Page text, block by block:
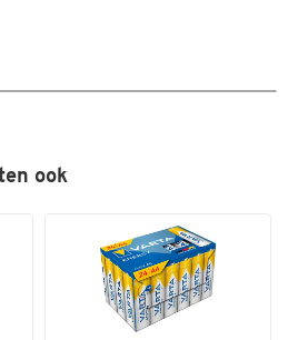
ook
om in te zoomen